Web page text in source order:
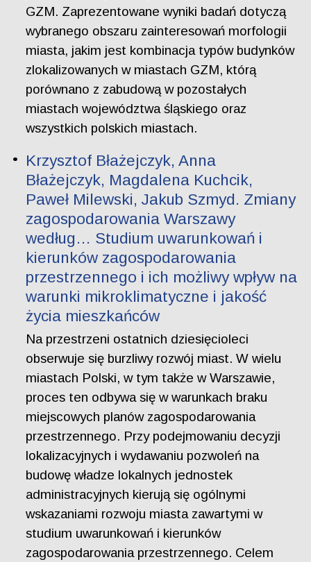
GZM. Zaprezentowane wyniki badań dotyczą
wybranego obszaru zainteresowań morfologii
miasta, jakim jest kombinacja typów budynków
zlokalizowanych w miastach GZM, którą
porównano z zabudową w pozostałych
miastach województwa śląskiego oraz
wszystkich polskich miastach.
Krzysztof Błażejczyk, Anna
Błażejczyk, Magdalena Kuchcik,
Paweł Milewski, Jakub Szmyd. Zmiany
zagospodarowania Warszawy
według… Studium uwarunkowań i
kierunków zagospodarowania
przestrzennego i ich możliwy wpływ na
warunki mikroklimatyczne i jakość
życia mieszkańców
Na przestrzeni ostatnich dziesięcioleci
obserwuje się burzliwy rozwój miast. W wielu
miastach Polski, w tym także w Warszawie,
proces ten odbywa się w warunkach braku
miejscowych planów zagospodarowania
przestrzennego. Przy podejmowaniu decyzji
lokalizacyjnych i wydawaniu pozwoleń na
budowę władze lokalnych jednostek
administracyjnych kierują się ogólnymi
wskazaniami rozwoju miasta zawartymi w
studium uwarunkowań i kierunków
zagospodarowania przestrzennego. Celem